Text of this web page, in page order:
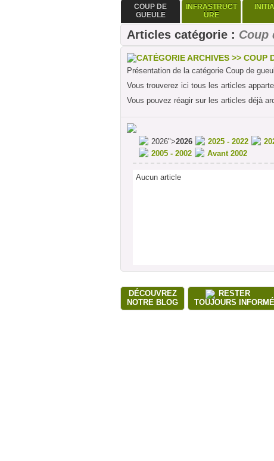
COUP DE
GUEULE
INFRASTRUCT
URE
Articles catégorie : Coup
CATÉGORIE ARCHIVES >> COUP
Présentation de la catégorie Coup de
Vous trouverez ici tous les articles
Vous pouvez réagir sur les articles déjà
2026">2026 2025 - 2022
2005 - 2002
Avant 2002
Aucun article
DÉCOUVREZ
NOTRE BLOG
RESTER
TOUJOURS INFORMÉ